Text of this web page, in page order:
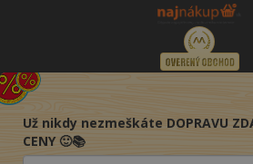
Už nikdy nezmeškáte DOPRAVU
CENY 🙂📚